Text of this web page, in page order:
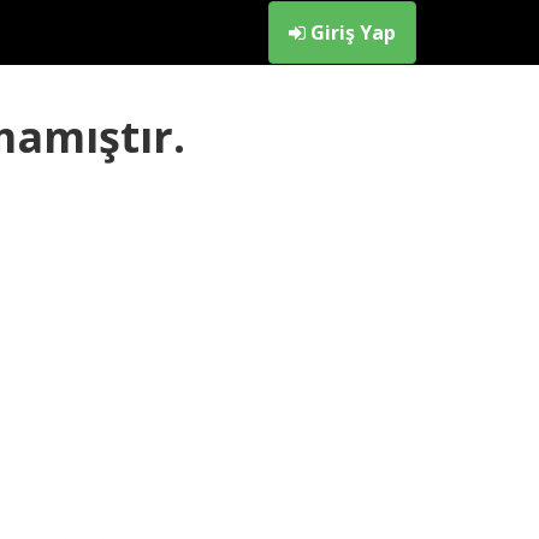
Giriş Yap